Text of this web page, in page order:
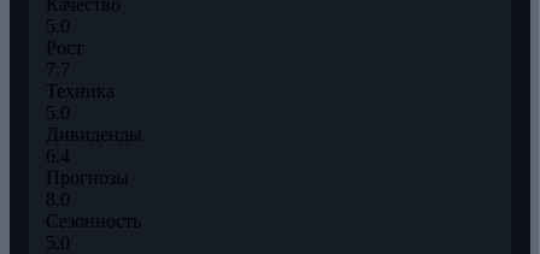
5.0
Рост
7.7
Техника
5.0
Дивиденды
6.4
Прогнозы
8.0
Сезонность
5.0